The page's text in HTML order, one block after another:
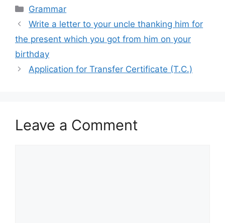
Categories
Grammar
Write a letter to your uncle thanking him for
the present which you got from him on your
birthday
Application for Transfer Certificate (T.C.)
Leave a Comment